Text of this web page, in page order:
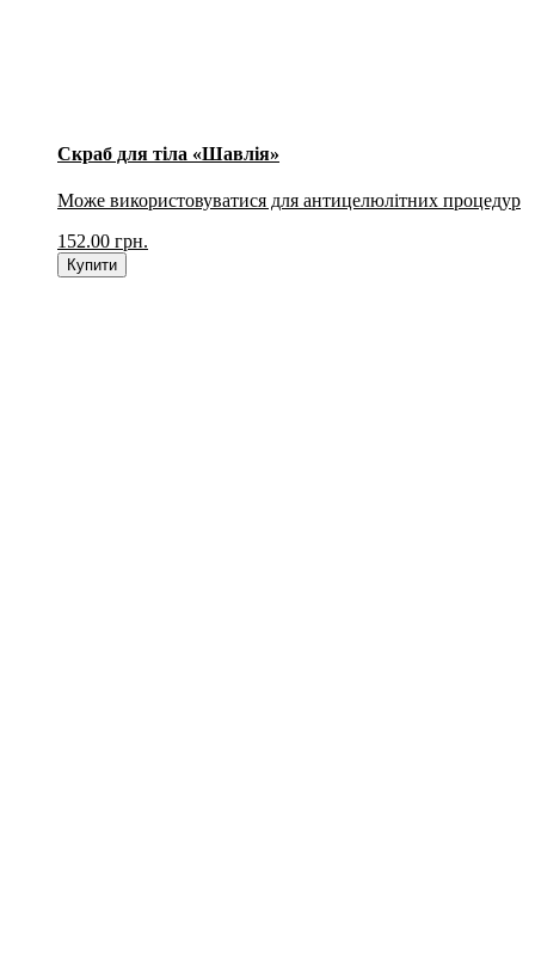
Скраб для тіла «Шавлія»
Може використовуватися для антицелюлітних процедур
152.00 грн.
Купити